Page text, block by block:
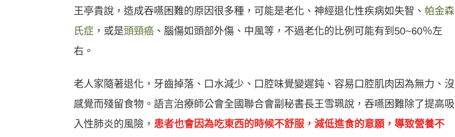
王亭貴說，造成吞嚥困難的原因很多種，可能是老化、神經退化性疾病如失智、 帕金森
氏症 ，或是頭頸癌 、腦傷如頭部外傷、中風等，不過老化的比例可能有到50~60％左
右。
老人家隨著退化，牙齒掉落、口水減少、口腔味覺變遲鈍、容易口腔肌肉因為無力、沒
感覺而殘留食物。語言治療師公會全國聯合會副秘書長王雪珮說，吞嚥困難除了提高吸
入性肺炎的風險， 患者也會因為吃東西的時候不舒服，減低進食的意願，導致營養不